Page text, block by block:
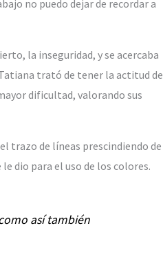
no puedo dejar de recordar a
la inseguridad, y se acercaba
trató de tener la actitud de
dificultad, valorando sus
trazo de líneas prescindiendo de
dio para el uso de los colores.
así también